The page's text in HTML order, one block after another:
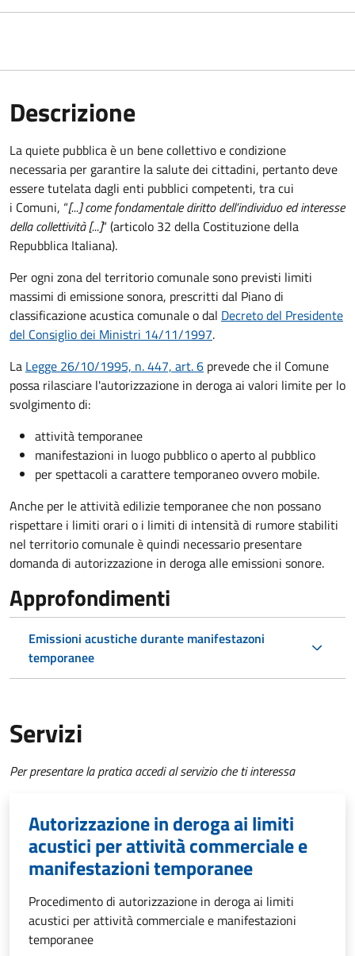
Descrizione
La quiete pubblica è un bene collettivo e condizione
necessaria per garantire la salute dei cittadini, pertanto deve
essere tutelata dagli enti pubblici competenti, tra cui
i Comuni, “[...] come fondamentale diritto dell’individuo ed interesse
della collettività [...]“ (articolo 32 della Costituzione della
Repubblica Italiana).
Per ogni zona del territorio comunale sono previsti limiti
massimi di emissione sonora, prescritti dal Piano di
classificazione acustica comunale o dal Decreto del Presidente
del Consiglio dei Ministri 14/11/1997.
La Legge 26/10/1995, n. 447, art. 6 prevede che il Comune
possa rilasciare l'autorizzazione in deroga ai valori limite per lo
svolgimento di:
attività temporanee
manifestazioni in luogo pubblico o aperto al pubblico
per spettacoli a carattere temporaneo ovvero mobile.
Anche per le attività edilizie temporanee che non possano
rispettare i limiti orari o i limiti di intensità di rumore stabiliti
nel territorio comunale è quindi necessario presentare
domanda di autorizzazione in deroga alle emissioni sonore.
Approfondimenti
Emissioni acustiche durante manifestazoni
temporanee
Servizi
Per presentare la pratica accedi al servizio che ti interessa
Autorizzazione in deroga ai limiti
acustici per attività commerciale e
manifestazioni temporanee
Procedimento di autorizzazione in deroga ai limiti
acustici per attività commerciale e manifestazioni
temporanee